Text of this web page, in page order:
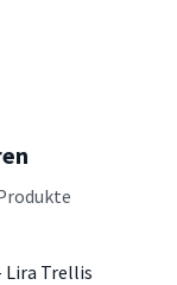
Lira Trellis